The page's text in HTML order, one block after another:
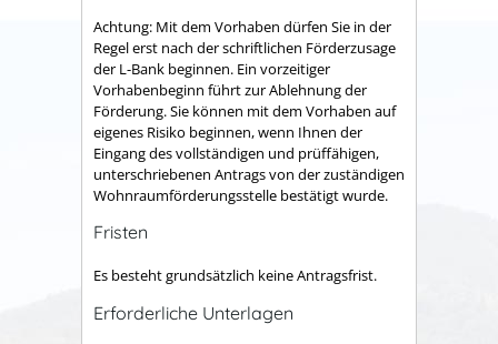
Achtung: Mit dem Vorhaben dürfen Sie in der
Regel erst nach der schriftlichen Förderzusage
der L-Bank beginnen. Ein vorzeitiger
Vorhabenbeginn führt zur Ablehnung der
Förderung. Sie können mit dem Vorhaben auf
eigenes Risiko beginnen, wenn Ihnen der
Eingang des vollständigen und prüffähigen,
unterschriebenen Antrags von der zuständigen
Wohnraumförderungsstelle bestätigt wurde.
Fristen
Es besteht grundsätzlich keine Antragsfrist.
Erforderliche Unterlagen